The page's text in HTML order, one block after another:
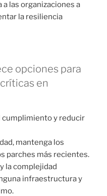
a las organizaciones a
la resiliencia
opciones para
en
cumplimiento y reducir
mantenga los
parches más recientes.
la complejidad
infraestructura y